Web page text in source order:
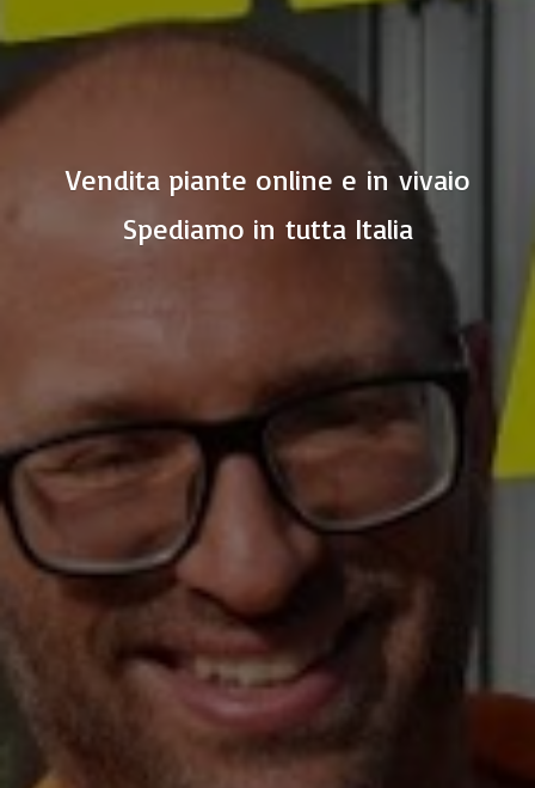
Vendita piante online e in vivaio
Spediamo in tutta Italia